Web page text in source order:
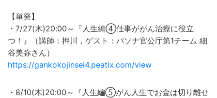
【単発】
・7/27(木)20:00～『人生編④仕事ががん治療に役立
つ！』（講師：押川，ゲスト：パソナ官公庁第1チーム 細
谷美弥さん）
https://gankokojinsei4.peatix.com/view
・8/10(木)20:00～『人生編⑤がん人生でお金は切り離せ